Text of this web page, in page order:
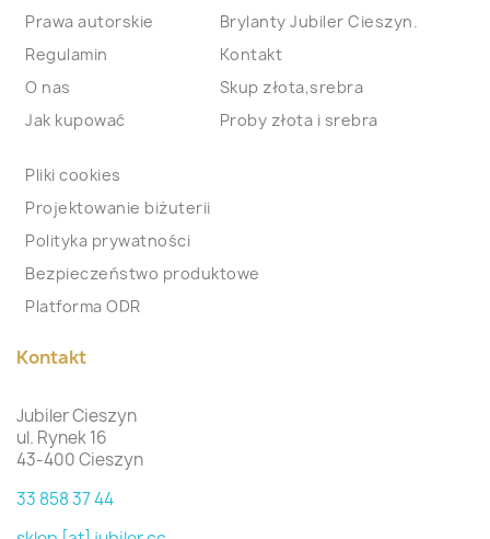
Prawa autorskie
Regulamin
O nas
Jak kupować
Brylanty Jubiler Cieszyn.
Kontakt
Skup złota,srebra
Proby złota i srebra
Pliki cookies
Projektowanie biżuterii
Polityka prywatności
Bezpieczeństwo produktowe
Platforma ODR
Kontakt
Jubiler Cieszyn
ul. Rynek 16
43-400 Cieszyn
33 858 37 44